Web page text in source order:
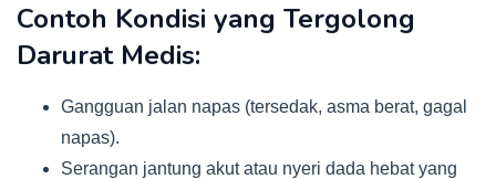
Contoh Kondisi yang Tergolong
Darurat Medis:
Gangguan jalan napas (tersedak, asma berat, gagal
napas).
Serangan jantung akut atau nyeri dada hebat yang